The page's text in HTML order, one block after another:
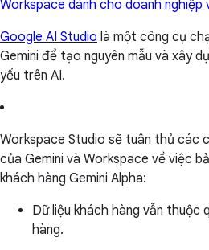
Workspace dành cho doanh nghiệp
Google AI Studio là một công cụ
Gemini để tạo nguyên mẫu và xây
yếu trên AI.
Workspace Studio sẽ tuân thủ các
của Gemini và Workspace về việc
khách hàng Gemini Alpha:
Dữ liệu khách hàng vẫn thuộc
hàng.